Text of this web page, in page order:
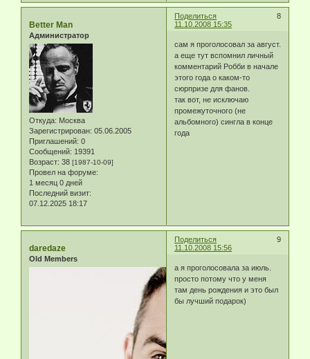
Поделиться
8
11.10.2008 15:35
Better Man
Администратор
Откуда: Москва
Зарегистрирован: 05.06.2005
Приглашений: 0
Сообщений: 19391
Возраст: 38 [1987-10-09]
Провел на форуме:
1 месяц 0 дней
Последний визит:
07.12.2025 18:17
сам я проголосовал за август.
а еще тут вспомнил личный
комментарий Робби в начале
этого года о каком-то
сюрпризе для фанов.
так вот, не исключаю
промежуточного (не
альбомного) сингла в конце
года
Поделиться
9
11.10.2008 15:56
daredaze
Old Members
а я проголосовала за июль.
просто потому что у меня
там день рождения и это был
бы лучший подарок)